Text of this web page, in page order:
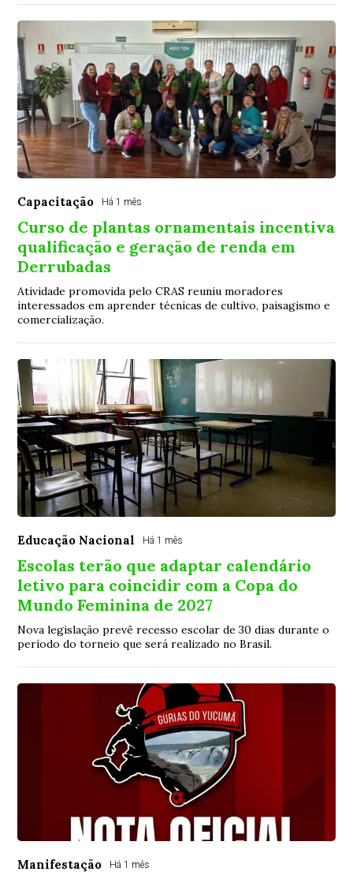
Capacitação Há 1 mês
Curso de plantas ornamentais incentiva
qualificação e geração de renda em
Derrubadas
Atividade promovida pelo CRAS reuniu moradores
interessados em aprender técnicas de cultivo, paisagismo e
comercialização.
Educação Nacional Há 1 mês
Escolas terão que adaptar calendário
letivo para coincidir com a Copa do
Mundo Feminina de 2027
Nova legislação prevê recesso escolar de 30 dias durante o
período do torneio que será realizado no Brasil.
Manifestação Há 1 mês